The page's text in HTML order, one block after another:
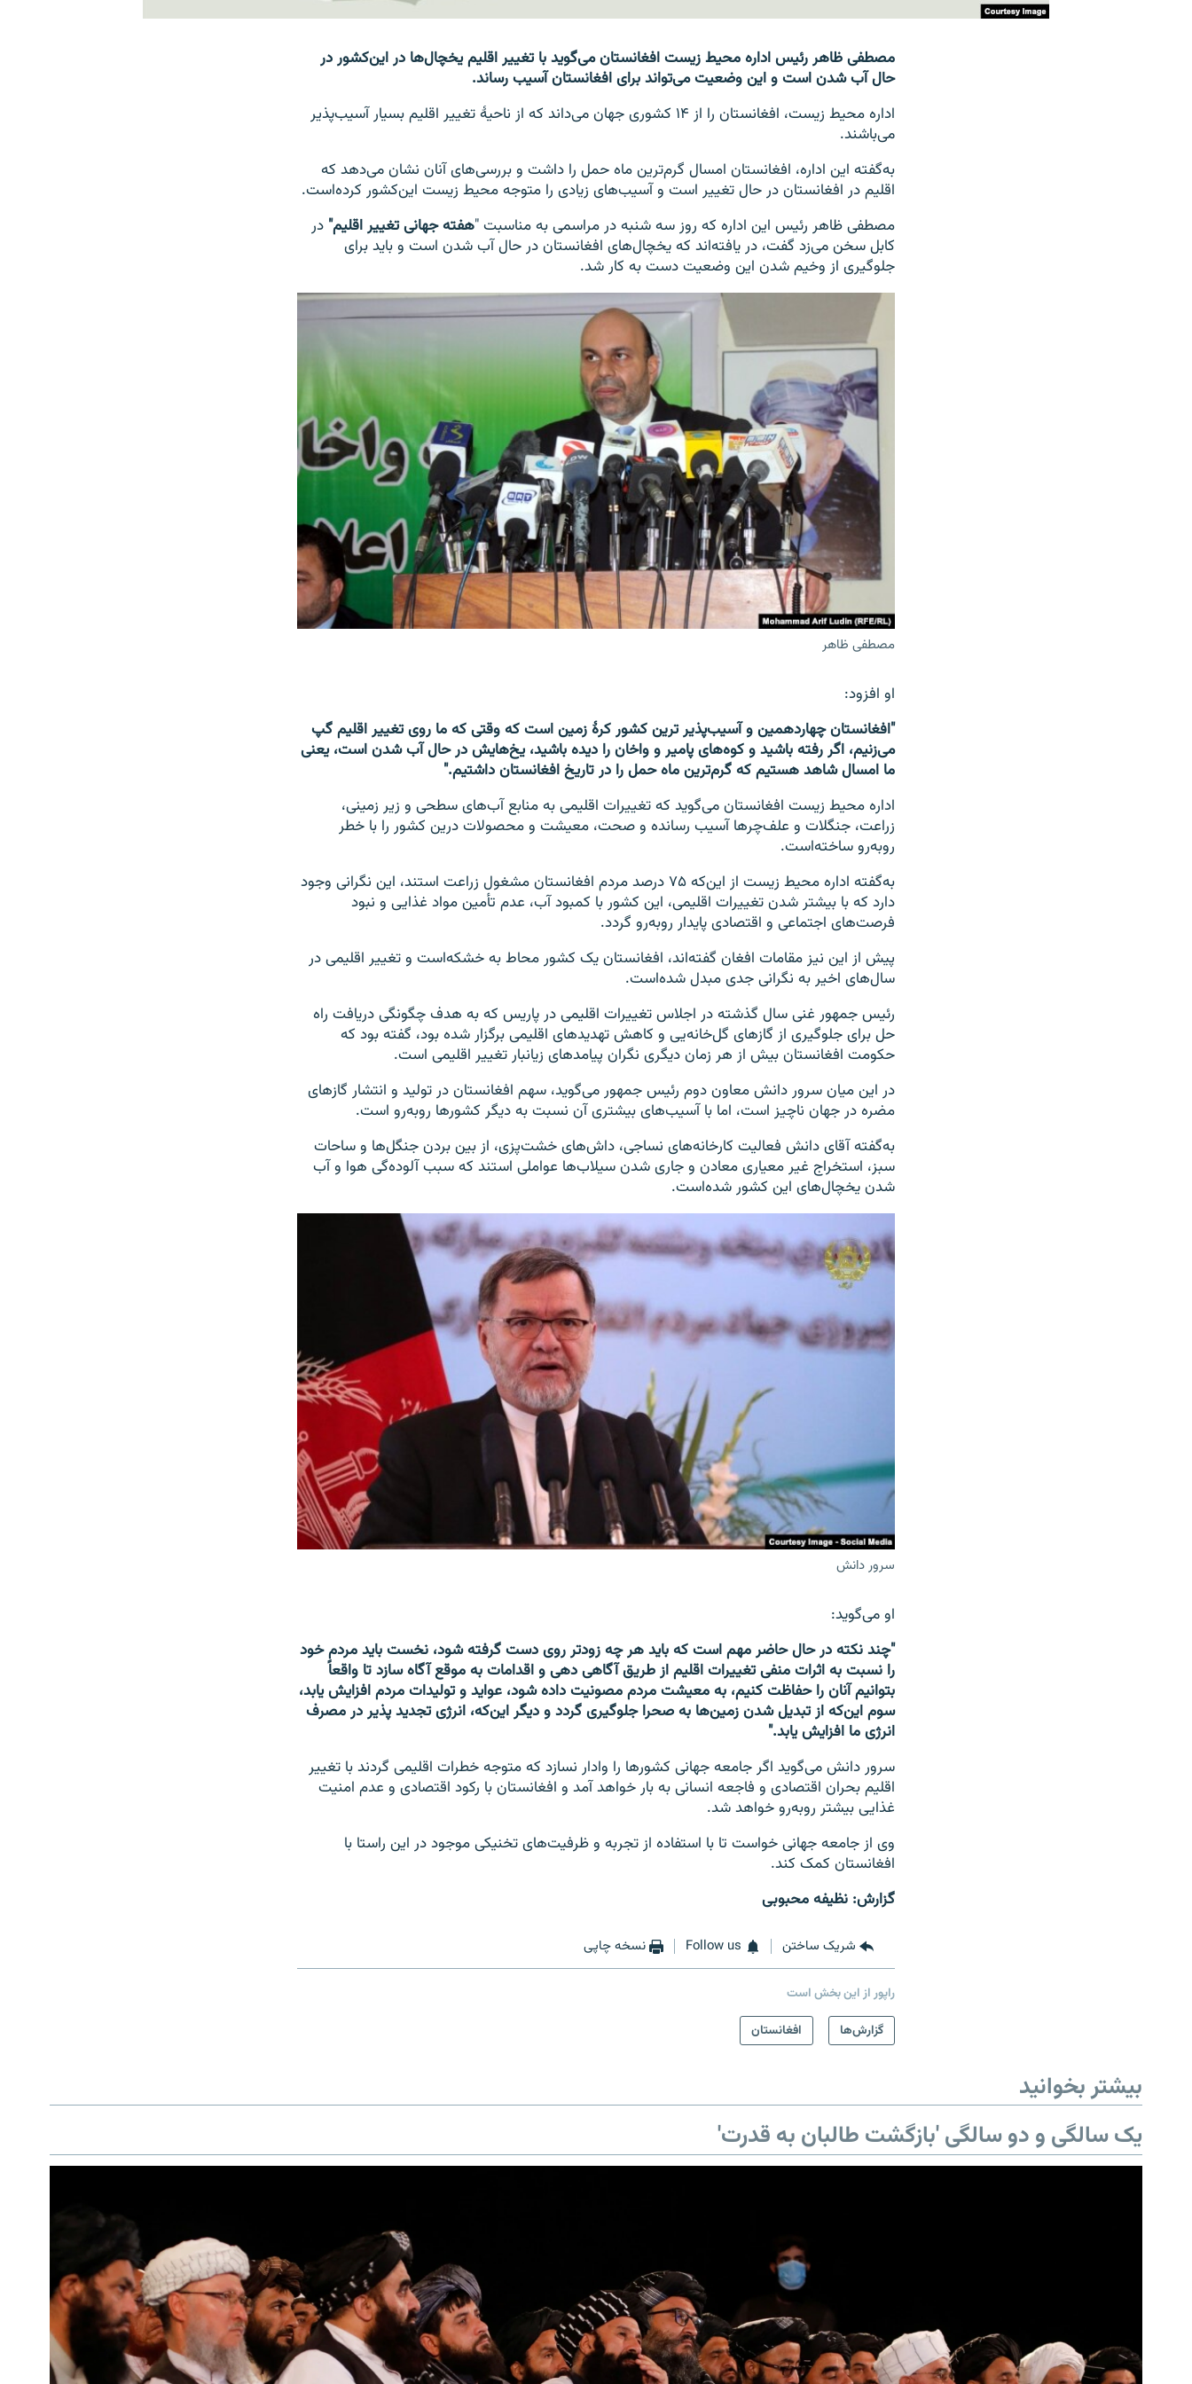
مصطفی ظاهر رئیس اداره محیط زیست افغانستان می‌گوید با تغییر اقلیم یخچال‌ها در این‌کشور در
حال آب شدن است و این وضعیت می‌تواند برای افغانستان آسیب رساند.
اداره محیط زیست، افغانستان را از ۱۴ کشوری جهان می‌داند که از ناحیۀ تغییر اقلیم بسیار آسیب‌پذیر
می‌باشند.
به‌گفته این اداره، افغانستان امسال گرم‌ترین ماه حمل را داشت و بررسی‌های آنان نشان می‌دهد که
اقلیم در افغانستان در حال تغییر است و آسیب‌های زیادی را متوجه محیط زیست این‌کشور کرده‌است.
مصطفی ظاهر رئیس این اداره که روز سه شنبه در مراسمی به مناسبت "هفته جهانی تغییر اقلیم" در
کابل سخن می‌زد گفت، در یافته‌اند که یخچال‌های افغانستان در حال آب شدن است و باید برای
جلوگیری از وخیم شدن این وضعیت دست به کار شد.
مصطفی ظاهر
او افزود:
"افغانستان چهاردهمین و آسیب‌پذیر ترین کشور کرۀ زمین است که وقتی که ما روی تغییر اقلیم گپ
می‌زنیم، اگر رفته باشید و کوه‌های پامیر و واخان را دیده باشید، یخ‌هایش در حال آب شدن است، یعنی‌
ما امسال شاهد هستیم که گرم‌ترین ماه حمل را در تاریخ افغانستان داشتیم."
اداره محیط زیست افغانستان می‌گوید که تغییرات اقلیمی به منابع آب‌های سطحی و زیر زمینی،
زراعت، جنگلات و علف‌چرها آسیب رسانده و صحت، معیشت و محصولات درین کشور را با خطر
روبه‌رو ساخته‌است.
به‌گفته اداره محیط زیست از این‌که ۷۵ درصد مردم افغانستان مشغول زراعت استند، این نگرانی وجود
دارد که با بیشتر شدن تغییرات اقلیمی، این کشور با کمبود آب، عدم تأمین مواد غذایی و نبود
فرصت‌های اجتماعی و اقتصادی پایدار روبه‌رو گردد.
پیش از این نیز مقامات افغان گفته‌اند، افغانستان یک کشور محاط به خشکه‌است و تغییر اقلیمی در
سال‌های اخیر به نگرانی جدی مبدل شده‌است.
رئیس جمهور غنی سال گذشته در اجلاس تغییرات اقلیمی در پاریس که به هدف چگونگی دریافت راه
حل برای جلوگیری از گازهای گل‌خانه‌یی و کاهش تهدیدهای اقلیمی برگزار شده بود، گفته بود که
حکومت افغانستان بیش از هر زمان دیگری نگران پیامدهای زیانبار تغییر اقلیمی است.
در این میان سرور دانش معاون دوم رئیس جمهور می‌گوید، سهم افغانستان در تولید و انتشار گازهای
مضره در جهان ناچیز است، اما با آسیب‌های بیشتری آن نسبت به دیگر کشورها روبه‌رو است.
به‌گفته آقای دانش فعالیت کارخانه‌های نساجی، داش‌های خشت‌پزی، از بین بردن جنگل‌ها و ساحات
سبز، استخراج غیر معیاری معادن و جاری شدن سیلاب‌ها عواملی استند که سبب آلوده‌گی هوا و آب
شدن یخچال‌های این کشور شده‌است.
سرور دانش
او می‌گوید:
"چند نکته در حال حاضر مهم است که باید هر چه زودتر روی دست گرفته شود، نخست باید مردم خود
را نسبت به اثرات منفی تغییرات اقلیم از طریق آگاهی دهی و اقدامات به موقع آگاه سازد تا واقعاً
بتوانیم آنان را حفاظت کنیم، به معیشت مردم مصونیت داده شود، عواید و تولیدات مردم افزایش یابد،
سوم این‌که از تبدیل شدن زمین‌ها به صحرا جلوگیری گردد و دیگر این‌که، انرژی تجدید پذیر در مصرف
انرژی‌ ما افزایش یابد."
سرور دانش می‌گوید اگر جامعه جهانی کشورها را وادار نسازد که متوجه خطرات اقلیمی گردند با تغییر
اقلیم بحران اقتصادی و فاجعه انسانی به بار خواهد آمد و افغانستان با رکود اقتصادی و عدم امنیت
غذایی بیشتر روبه‌رو خواهد شد.
وی از جامعه جهانی خواست تا با استفاده از تجربه و ظرفیت‌های تخنیکی موجود در این راستا با
افغانستان کمک کند.
گزارش: نظیفه محبوبی
شریک ساختن Follow us نسخه چاپی
راپور از این بخش است
گزارش‌ها
افغانستان
بیشتر بخوانید
یک سالگی و دو سالگی 'بازگشت طالبان به قدرت'